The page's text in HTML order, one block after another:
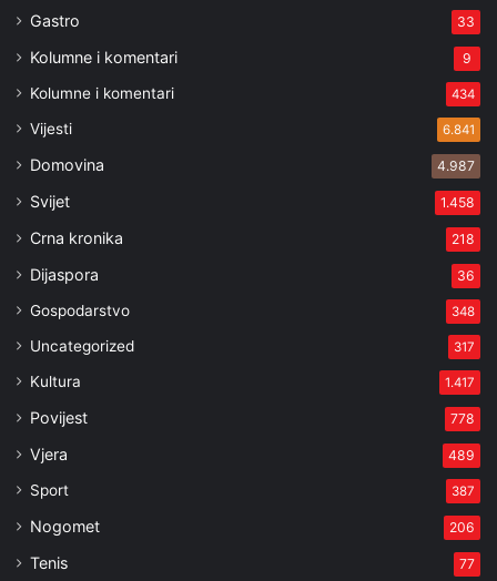
Gastro 33
Kolumne i komentari 9
Kolumne i komentari 434
Vijesti 6.841
Domovina 4.987
Svijet 1.458
Crna kronika 218
Dijaspora 36
Gospodarstvo 348
Uncategorized 317
Kultura 1.417
Povijest 778
Vjera 489
Sport 387
Nogomet 206
Tenis 77